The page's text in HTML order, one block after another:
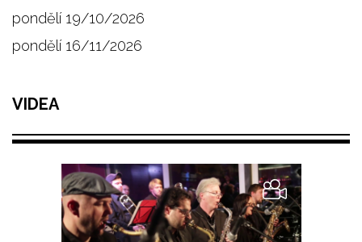
pondělí 19/10/2026
pondělí 16/11/2026
VIDEA